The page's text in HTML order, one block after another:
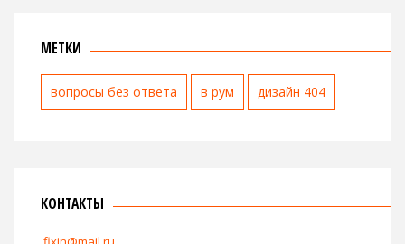
МЕТКИ
вопросы без ответа в рум дизайн 404
КОНТАКТЫ